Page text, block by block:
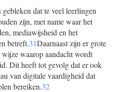
dat te veel leerlingen
zijn, met name waar het
mediawijsheid en het
betreft.31Daarnaast zijn er grote
waarop aandacht wordt
Dit heeft tot gevolg dat er ook
van digitale vaardigheid dat
bereiken.32